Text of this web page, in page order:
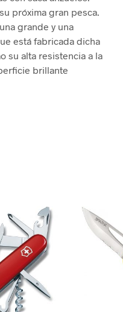
próxima gran pesca.
grande y una
está fabricada dicha
su alta resistencia a la
brillante